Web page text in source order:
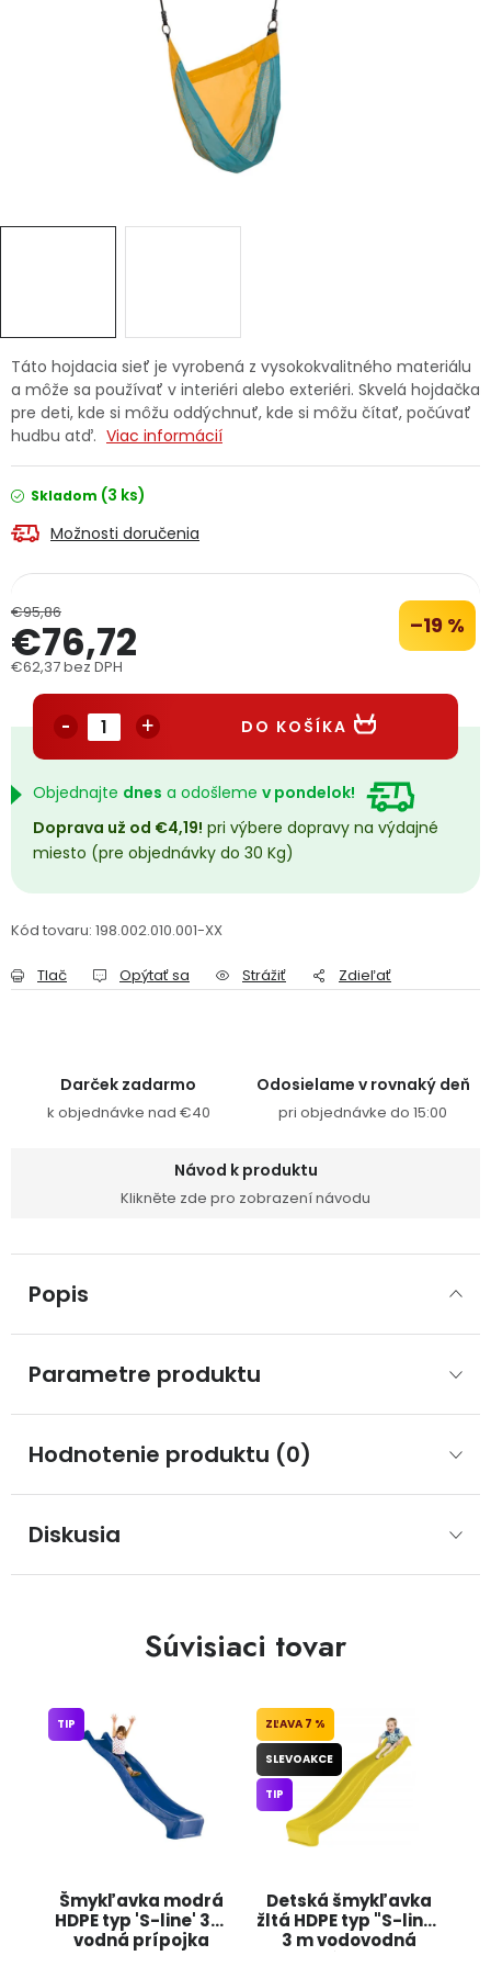
Ochranné pracovné pomôcky
Servis náradia Hodnotenie obchodu
Doprava a platba Váš zákaznícky účet
Obchodné podmienky Reklamačný poriadok
Podmienky ochrany osobných údajov
Přihlášení Registrace
Táto hojdacia sieť je vyrobená z vysokokvalitného materiálu
a môže sa používať v interiéri alebo exteriéri. Skvelá hojdačka
pre deti, kde si môžu oddýchnuť, kde si môžu čítať, počúvať
hudbu atď. Viac informácií
Skladom (3 ks)
Možnosti doručenia
€95,86 –19 %
€76,72
€62,37 bez DPH
DO KOŠÍKA
Objednajte dnes a odošleme v pondelok!
Doprava už od €4,19! pri výbere dopravy na výdajné
miesto (pre objednávky do 30 Kg)
Kód tovaru: 198.002.010.001-XX
Tlač Opýtať sa Strážiť Zdieľať
Darček zadarmo
k objednávke nad €40
Odosielame v rovnaký deň
pri objednávke do 15:00
Návod k produktu
Klikněte zde pro zobrazení návodu
Popis
Parametre produktu
Hodnotenie produktu (0)
Diskusia
Súvisiaci tovar
Šmykľavka modrá
HDPE typ 'S-line' 3m
vodná prípojka
TIP
Detská šmykľavka
žltá HDPE typ "S-line"
3 m vodovodná
7 %
SLEVOAKCE
TIP